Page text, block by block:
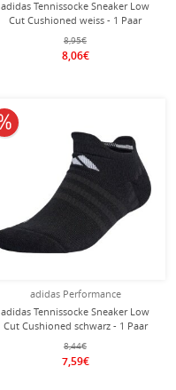
adidas Tennissocke Sneaker Low
Cut Cushioned weiss - 1 Paar
8,95€
8,06€
adidas Performance
adidas Tennissocke Sneaker Low
Cut Cushioned schwarz - 1 Paar
8,44€
7,59€
10% reduziert